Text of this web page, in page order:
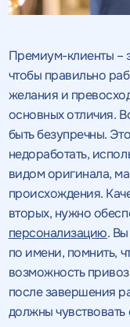
Премиум-клиенты –
чтобы правильно
желания и
основных отличия.
быть безупречны.
недоработать,
видом оригинала,
происхождения.
вторых, нужно
персонализацию.
по имени, помнить,
возможность
после завершения
должны